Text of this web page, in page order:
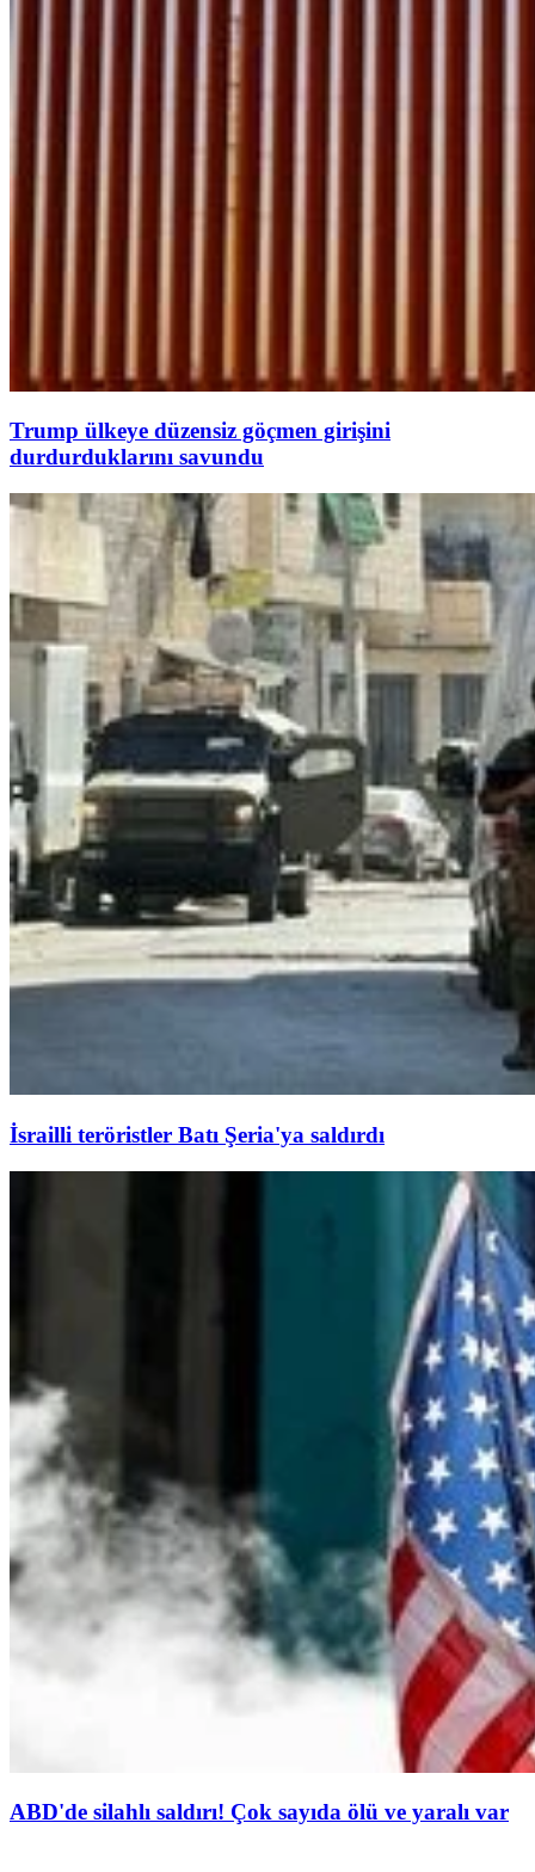
Trump ülkeye düzensiz göçmen girişini
durdurduklarını savundu
İsrailli teröristler Batı Şeria'ya saldırdı
ABD'de silahlı saldırı! Çok sayıda ölü ve yaralı var